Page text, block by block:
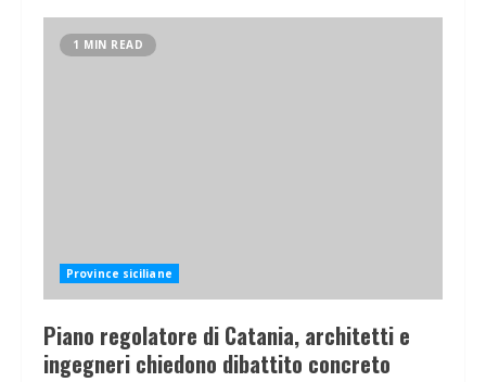
1 MIN READ
Province siciliane
Piano regolatore di Catania, architetti e
ingegneri chiedono dibattito concreto